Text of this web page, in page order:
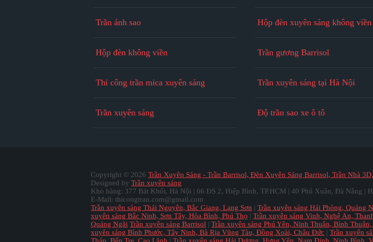
Trần ánh sao
Hộp đèn không viền
Thi công trần mica xuyên sáng
Trần xuyên sáng
Hộp đèn xuyên sáng không viền
Trần gương Barrisol
Trần xuyên sáng tại Hà Nội
Độ trần sao xe ô tô
Copyright © 2026 Trần Xuyên Sáng - Trần Barrisol, Đèn Xuyên Sáng Barrisol, Trần Nhà
Designed by Trần xuyên sáng
Kho hàng: 377 Bát Khối, Hà Nội | 66 ĐS 2, Hiệp Bình, TP.HCM | 40 Phú Xuân, Đà Nẵng |
E-Mail: thicongtran.com@gmail.com
Trần xuyên sáng Thái Nguyên, Bắc Giang, Lạng Sơn | Trần xuyên sáng Hải Phòng, Quảng
xuyên sáng Bắc Ninh, Sơn Tây, Hòa Bình, Phú Thọ | Trần xuyên sáng Vinh, Nghệ An,
Quảng Ngãi Trần xuyên sáng Barrisol | Trần xuyên sáng Phú Yên, Ninh Thuận, Bình
xuyên sáng Bình Phước, Tây Ninh, Bà Rịa Vũng Tàu, Đồng Xoài, Châu Đức | Trần xuyên
Tháp, Bến Tre, Cao Lãnh | Trần xuyên sáng Hải Dương, Hưng Yên, Nam Định, Ninh Bình,